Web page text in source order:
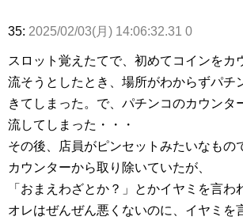
35: 2025/02/03(月) 14:06:32.31 0
スロット覚えたてで、初めてコインをカ
流そうとしたとき、場所がわからずパチ
きてしまった。で、パチンコのカウンタ
流してしまった・・・
その後、店員がピンセットみたいなもの
カウンターから取り除いていたが、
「おまえわざとか？」とかイヤミを言わ
オレはぜんぜん悪くないのに、イヤミを